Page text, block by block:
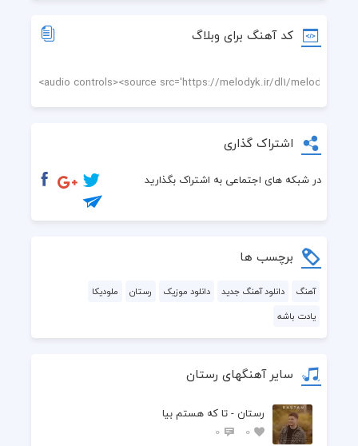
کد آهنگ برای وبلاگ
اشتراک گذاری
در شبکه های اجتماعی به اشتراک بگذارید
برچسب ها
آهنگ دانلود آهنگ جدید دانلود موزیک رستان
ملودیکا
یادت باشه
سایر آهنگهای رستان
رستان - تا که هستم بیا
0
0